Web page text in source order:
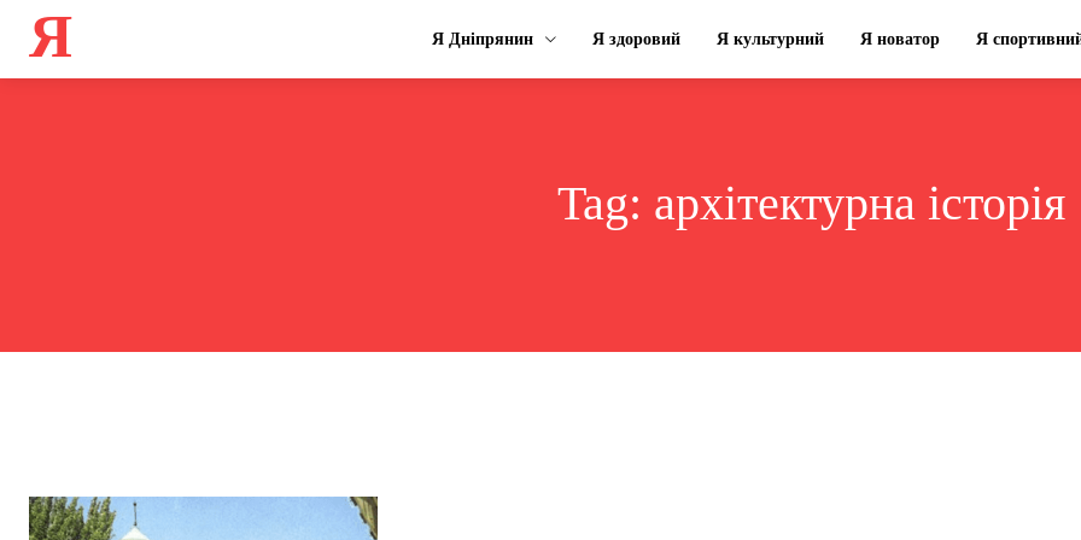
Я Я Дніпрянин Я здоровий Я культурний Я новатор Я
Tag: архітектурна історія